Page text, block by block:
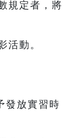
規定者，將
活動。
發放實習時